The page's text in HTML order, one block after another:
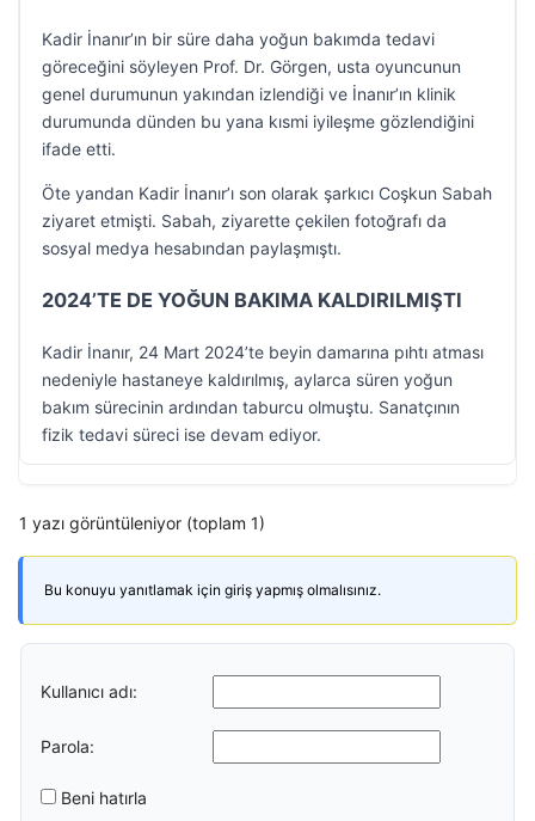
Kadir İnanır’ın bir süre daha yoğun bakımda tedavi
göreceğini söyleyen Prof. Dr. Görgen, usta oyuncunun
genel durumunun yakından izlendiği ve İnanır’ın klinik
durumunda dünden bu yana kısmi iyileşme gözlendiğini
ifade etti.
Öte yandan Kadir İnanır’ı son olarak şarkıcı Coşkun Sabah
ziyaret etmişti. Sabah, ziyarette çekilen fotoğrafı da
sosyal medya hesabından paylaşmıştı.
2024’TE DE YOĞUN BAKIMA KALDIRILMIŞTI
Kadir İnanır, 24 Mart 2024’te beyin damarına pıhtı atması
nedeniyle hastaneye kaldırılmış, aylarca süren yoğun
bakım sürecinin ardından taburcu olmuştu. Sanatçının
fizik tedavi süreci ise devam ediyor.
1 yazı görüntüleniyor (toplam 1)
Bu konuyu yanıtlamak için giriş yapmış olmalısınız.
Kullanıcı adı:
Parola:
Beni hatırla